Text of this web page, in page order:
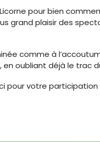
pour bien
grand plaisir des
comme à
en oubliant déjà le trac
pour votre participation